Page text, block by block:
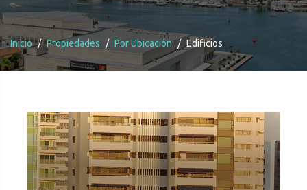
Inicio Propiedades Por Ubicación Edificios